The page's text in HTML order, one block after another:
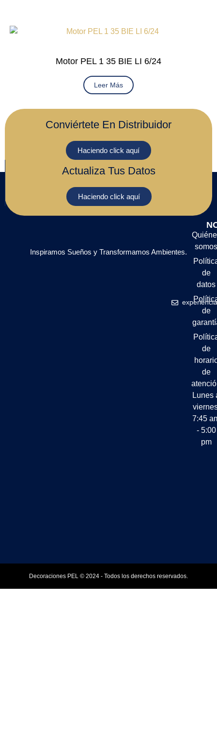
Motor PEL 1 35 BIE LI 6/24
Leer Más
Conviértete En Distribuidor
Haciendo click aquí
Actualiza Tus Datos
Haciendo click aquí
Inspiramos Sueños y Transformamos Ambientes.
de
datos
de
de
de
Lunes
7:45
- 5:00
pm
Decoraciones PEL © 2024 - Todos los derechos reservados.